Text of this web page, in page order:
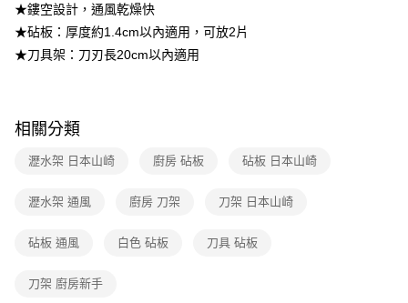
資料（包含姓名、電話或地址）提供予台灣大哥大進項蒐集、處理及利用，
由本公司與您本人進行分期帳單所需資料之確認、核對及更正。
3.完整用戶服務條款，請詳閱以下連結：https://oppay.tw/userRule
★鏤空設計，通風乾燥快
★砧板：厚度約1.4cm以內適用，可放2片
★刀具架：刀刃長20cm以內適用
相關分類
瀝水架 日本山崎 廚房 砧板 砧板 日本山崎
瀝水架 通風 廚房 刀架 刀架 日本山崎
砧板 通風 白色 砧板 刀具 砧板
刀架 廚房新手